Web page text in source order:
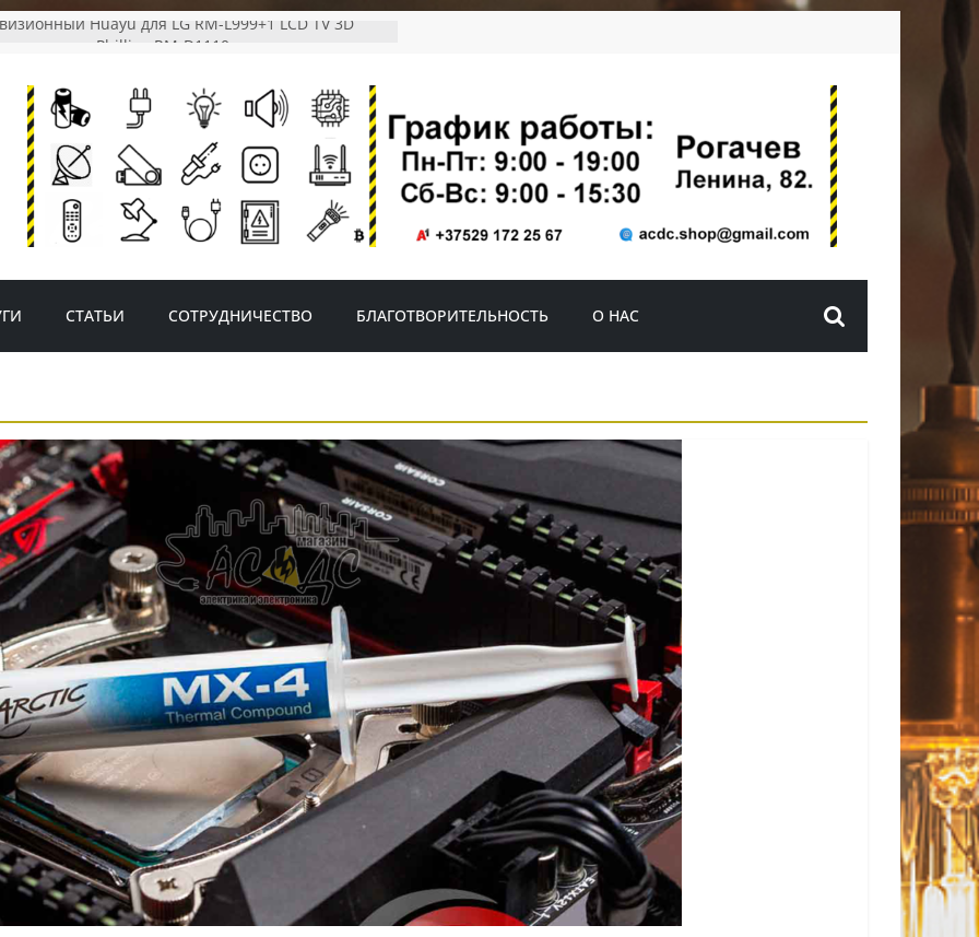
Huayu для LG RM-L999+1 LCD TV 3D
датчиком движения
с датчиком движения FAD-0001-2-solar
ROBITON MASTER AMM-001
СТАТЬИ СОТРУДНИЧЕСТВО БЛАГОТВОРИТЕЛЬНОСТЬ О НАС